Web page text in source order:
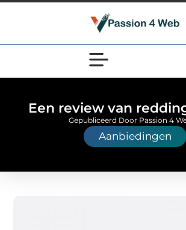
Een review van
Aanbiedingen
Gepubliceerd Door Passion 4